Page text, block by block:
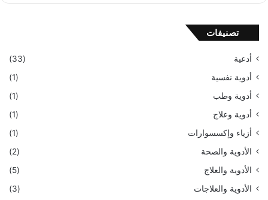
تصنيفات
أدعية
(33)
أدوية نفسية
(1)
أدوية وطب
(1)
أدوية وعلاج
(1)
أزياء وإكسسوارات
(1)
الأدوية والصحة
(2)
الأدوية والعلاج
(5)
الأدوية والعلاجات
(3)